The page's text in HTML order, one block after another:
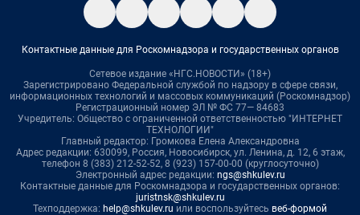
Контактные данные для Роскомнадзора и государственных органов
Сетевое издание «НГС.НОВОСТИ» (18+)
Зарегистрировано Федеральной службой по надзору в сфере связи,
информационных технологий и массовых коммуникаций (Роскомнадзор)
Регистрационный номер ЭЛ № ФС 77— 84683
Учредитель: Общество с ограниченной ответственностью "ИНТЕРНЕТ
ТЕХНОЛОГИИ"
Главный редактор: Громкова Елена Александровна
Адрес редакции: 630099, Россия, Новосибирск, ул. Ленина, д. 12, 6 этаж,
телефон 8 (383) 212-52-52, 8 (923) 157-00-00 (круглосуточно)
Электронный адрес редакции: ngs@shkulev.ru
Контактные данные для Роскомнадзора и государственных органов:
juristnsk@shkulev.ru
Техподдержка: help@shkulev.ru или воспользуйтесь веб-формой